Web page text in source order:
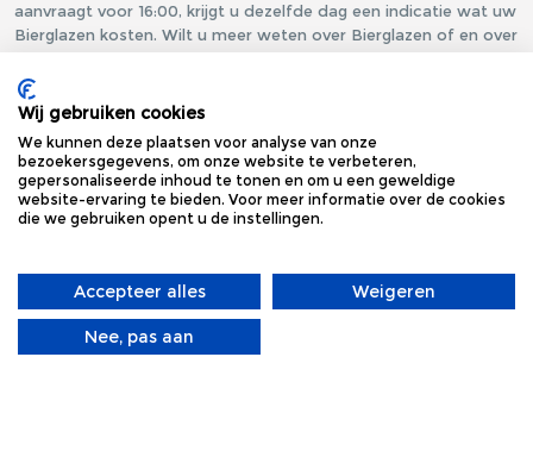
aanvraagt voor 16:00, krijgt u dezelfde dag een indicatie wat uw
Bierglazen kosten. Wilt u meer weten over Bierglazen of en over
‘contactpagina’, contact op met een van onze specialisten, zij
helpen u graag verder. Ook kunt u gerust met ons bellen. Wij
Wij gebruiken cookies
We kunnen deze plaatsen voor analyse van onze
bezoekersgegevens, om onze website te verbeteren,
gepersonaliseerde inhoud te tonen en om u een geweldige
website-ervaring te bieden. Voor meer informatie over de cookies
die we gebruiken opent u de instellingen.
Accepteer alles Weigeren
Nee, pas aan